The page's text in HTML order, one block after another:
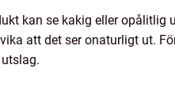
kan se kakig eller opålitlig
att det ser onaturligt ut.